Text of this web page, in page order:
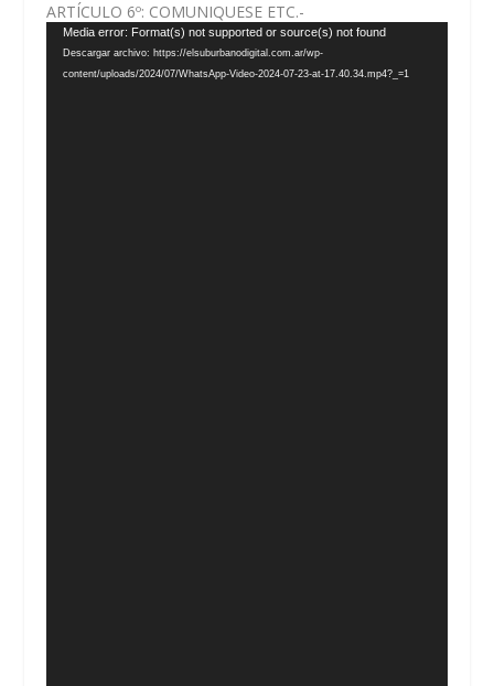
ARTÍCULO 6º: COMUNIQUESE ETC.-
Reproductor
de
vídeo
Media error: Format(s) not supported or source(s) not found
Descargar archivo: https://elsuburbanodigital.com.ar/wp-
content/uploads/2024/07/WhatsApp-Video-2024-07-23-at-17.40.34.mp4?_=1